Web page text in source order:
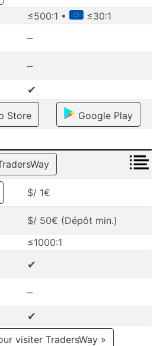
≤500:1 •
≤30:1
–
–
✔
Store Google Play
$/ 1€
$/ 50€ (Dépôt min.)
≤1000:1
✔
–
✔
visiter TradersWay »